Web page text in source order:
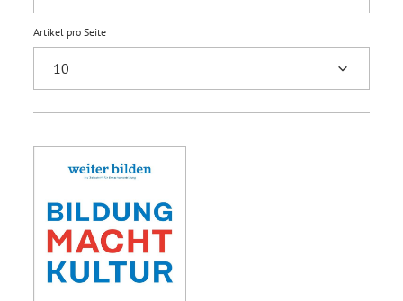
Artikel pro Seite